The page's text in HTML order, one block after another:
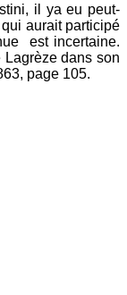
il ya eu peut-
aurait participé
est incertaine.
dans son
page 105.